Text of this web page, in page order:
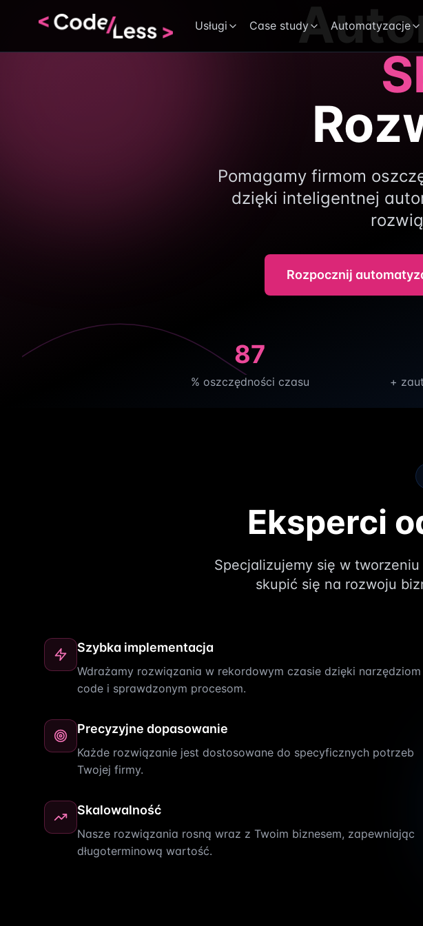
Codeless
Usługi Case study Automatyzacje
Pomagamy firmom
dzięki inteligentnej
Rozpocznij
87
% oszczędności czasu +
Eksperci
Specjalizujemy się w
skupić się na rozwoju
Szybka implementacja
Wdrażamy rozwiązania w rekordowym czasie dzięki
code i sprawdzonym procesom.
Precyzyjne dopasowanie
Każde rozwiązanie jest dostosowane do specyficznych potrzeb
Twojej firmy.
Skalowalność
Nasze rozwiązania rosną wraz z Twoim biznesem, zapewniając
długoterminową wartość.